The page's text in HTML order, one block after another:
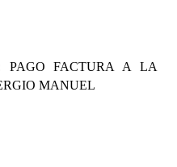
PAGO FACTURA A LA
MANUEL